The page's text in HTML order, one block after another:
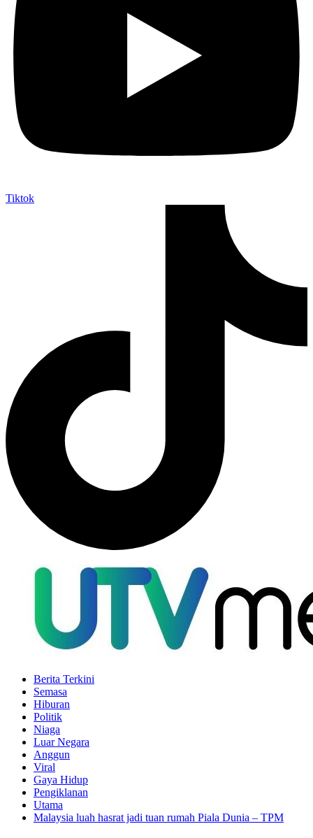
Tiktok
Berita Terkini
Semasa
Hiburan
Politik
Niaga
Luar Negara
Anggun
Viral
Gaya Hidup
Pengiklanan
Utama
Malaysia luah hasrat jadi tuan rumah Piala Dunia – TPM